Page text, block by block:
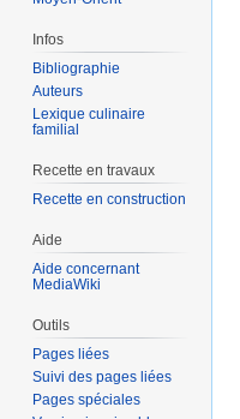
Infos
Bibliographie
Auteurs
Lexique culinaire
familial
Recette en travaux
Recette en construction
Aide
Aide concernant
MediaWiki
Outils
Pages liées
Suivi des pages liées
Pages spéciales